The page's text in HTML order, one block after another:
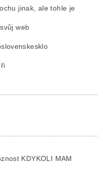
jinak, ale tohle je
web
KDYKOLI MAM